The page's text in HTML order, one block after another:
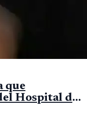
que
Hospital de